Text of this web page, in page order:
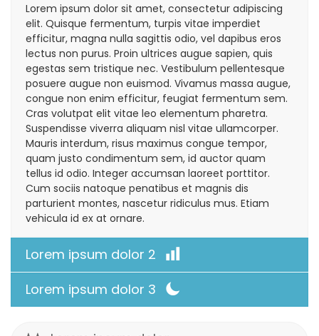
Lorem ipsum dolor sit amet, consectetur adipiscing
elit. Quisque fermentum, turpis vitae imperdiet
efficitur, magna nulla sagittis odio, vel dapibus eros
lectus non purus. Proin ultrices augue sapien, quis
egestas sem tristique nec. Vestibulum pellentesque
posuere augue non euismod. Vivamus massa augue,
congue non enim efficitur, feugiat fermentum sem.
Cras volutpat elit vitae leo elementum pharetra.
Suspendisse viverra aliquam nisl vitae ullamcorper.
Mauris interdum, risus maximus congue tempor,
quam justo condimentum sem, id auctor quam
tellus id odio. Integer accumsan laoreet porttitor.
Cum sociis natoque penatibus et magnis dis
parturient montes, nascetur ridiculus mus. Etiam
vehicula id ex at ornare.
Lorem ipsum dolor 2
Lorem ipsum dolor 3